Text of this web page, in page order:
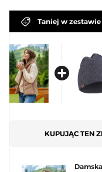
Taniej w zestawie
KUPUJĄC TEN